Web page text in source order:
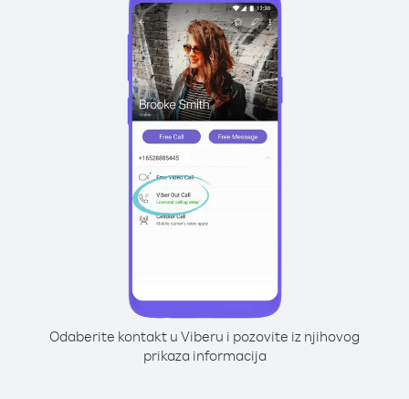
Odaberite kontakt u Viberu i pozovite iz njihovog
prikaza informacija